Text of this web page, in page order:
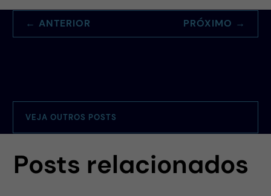
←ANTERIOR PRÓXIMO →
VEJA OUTROS POSTS
Posts relacionados